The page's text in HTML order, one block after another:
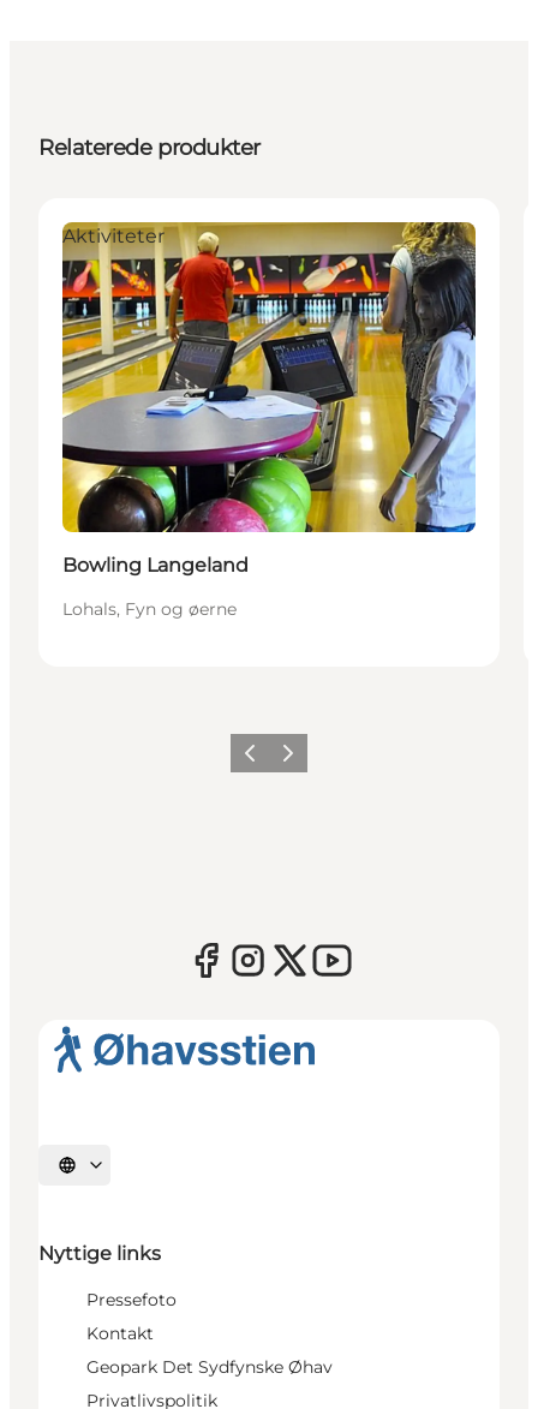
Relaterede produkter
Aktiviteter
Bowling Langeland
Lohals, Fyn og øerne
ForrigeNæste
Vælg sprog
Nyttige links
Pressefoto
Kontakt
Geopark Det Sydfynske Øhav
Privatlivspolitik